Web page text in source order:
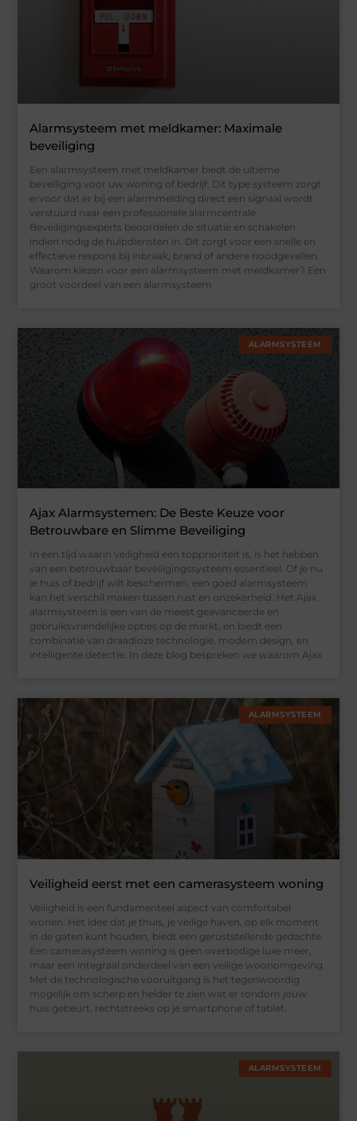
Alarmsysteem met meldkamer: Maximale
beveiliging
Een alarmsysteem met meldkamer biedt de ultieme
beveiliging voor uw woning of bedrijf. Dit type systeem zorgt
ervoor dat er bij een alarmmelding direct een signaal wordt
verstuurd naar een professionele alarmcentrale.
Beveiligingsexperts beoordelen de situatie en schakelen
indien nodig de hulpdiensten in. Dit zorgt voor een snelle en
effectieve respons bij inbraak, brand of andere noodgevallen.
Waarom kiezen voor een alarmsysteem met meldkamer? Een
groot voordeel van een alarmsysteem
ALARMSYSTEEM
Ajax Alarmsystemen: De Beste Keuze voor
Betrouwbare en Slimme Beveiliging
In een tijd waarin veiligheid een topprioriteit is, is het hebben
van een betrouwbaar beveiligingssysteem essentieel. Of je nu
je huis of bedrijf wilt beschermen, een goed alarmsysteem
kan het verschil maken tussen rust en onzekerheid. Het Ajax
alarmsysteem is een van de meest geavanceerde en
gebruiksvriendelijke opties op de markt, en biedt een
combinatie van draadloze technologie, modern design, en
intelligente detectie. In deze blog bespreken we waarom Ajax
ALARMSYSTEEM
Veiligheid eerst met een camerasysteem woning
Veiligheid is een fundamenteel aspect van comfortabel
wonen. Het idee dat je thuis, je veilige haven, op elk moment
in de gaten kunt houden, biedt een geruststellende gedachte.
Een camerasysteem woning is geen overbodige luxe meer,
maar een integraal onderdeel van een veilige woonomgeving.
Met de technologische vooruitgang is het tegenwoordig
mogelijk om scherp en helder te zien wat er rondom jouw
huis gebeurt, rechtstreeks op je smartphone of tablet.
ALARMSYSTEEM